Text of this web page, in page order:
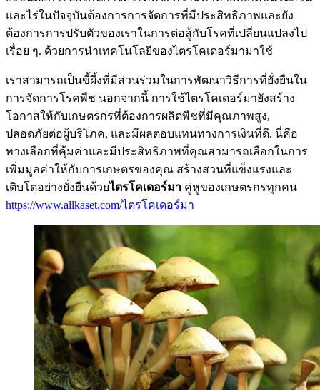
และไร่ในปัจจุบันต้องการการจัดการที่มีประสิทธิภาพและยัง
ต้องการการปรับตัวของเราในการต่อสู้กับโรคที่เปลี่ยนแปลงไป
เรื่อย ๆ. ด้วยการนำเทคโนโลยีของไตรโคเดอร์มามาใช้
เราสามารถเป็นขี้ผึ้งที่มีส่วนร่วมในการพัฒนาวิธีการที่ยั่งยืนใน
การจัดการโรคพืช นอกจากนี้ การใช้ไตรโคเดอร์มายังสร้าง
โอกาสให้กับเกษตรกรที่ต้องการผลิตพืชที่มีคุณภาพสูง,
ปลอดภัยต่อผู้บริโภค, และมีผลตอบแทนทางการเงินที่ดี. นี่คือ
ทางเลือกที่คุ้มค่าและมีประสิทธิภาพที่คุณสามารถเลือกในการ
เพิ่มมูลค่าให้กับการเกษตรของคุณ สร้างสวนที่แข็งแรงและ
เติบโตอย่างยั่งยืนด้วยไตรโคเดอร์มา คู่หูของเกษตรกรทุกคน
https://www.allkaset.com/ไตรโคเดอร์มา